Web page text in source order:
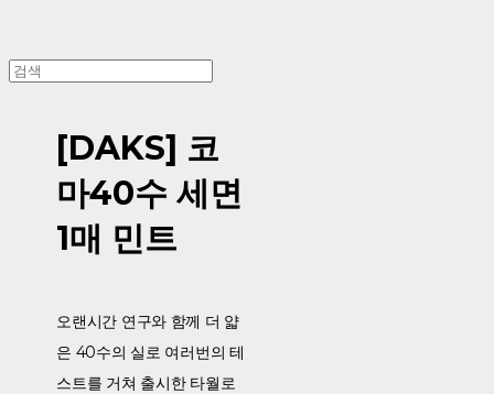
[DAKS] 코
마40수 세면
1매 민트
오랜시간 연구와 함께 더 얇
은 40수의 실로 여러번의 테
스트를 거쳐 출시한 타월로